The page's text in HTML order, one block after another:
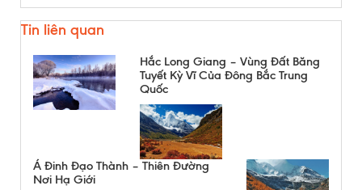
Tin liên quan
Hắc Long Giang – Vùng Đất Băng
Tuyết Kỳ Vĩ Của Đông Bắc Trung
Quốc
Á Đinh Đạo Thành – Thiên Đường
Nơi Hạ Giới